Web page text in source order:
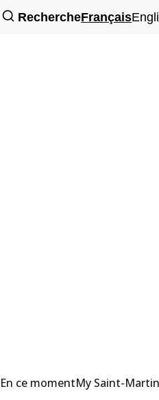
RechercheFrançais
En ce momentMy Saint-